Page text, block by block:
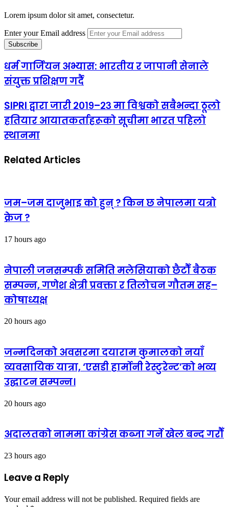
Lorem ipsum dolor sit amet, consectetur.
Enter your Email address
धर्म गार्जियन अभ्यास: भारतीय र जापानी सेनाले
संयुक्त प्रशिक्षण गर्दै
SIPRI द्वारा जारी २०१९–२३ मा विश्वको सबैभन्दा ठूलो
हतियार आयातकर्ताहरूको सूचीमा भारत पहिलो
स्थानमा
Related Articles
जम–जम दाजुभाइ को हुन् ? किन छ नेपालमा यत्रो
क्रेज ?
17 hours ago
नेपाली जनसम्पर्क समिति मलेसियाको छैटौँ बैठक
सम्पन्न, गणेश क्षेत्री प्रवक्ता र तिलोचन गौतम सह–
कोषाध्यक्ष
20 hours ago
जन्मदिनको अवसरमा दयाराम कुमालको नयाँ
व्यवसायिक यात्रा, ‘एसडी हार्मोनी रेस्टुरेन्ट’को भव्य
उद्घाटन सम्पन्न।
20 hours ago
अदालतको नाममा कांग्रेस कब्जा गर्ने खेल बन्द गरौँ
23 hours ago
Leave a Reply
Your email address will not be published. Required fields are